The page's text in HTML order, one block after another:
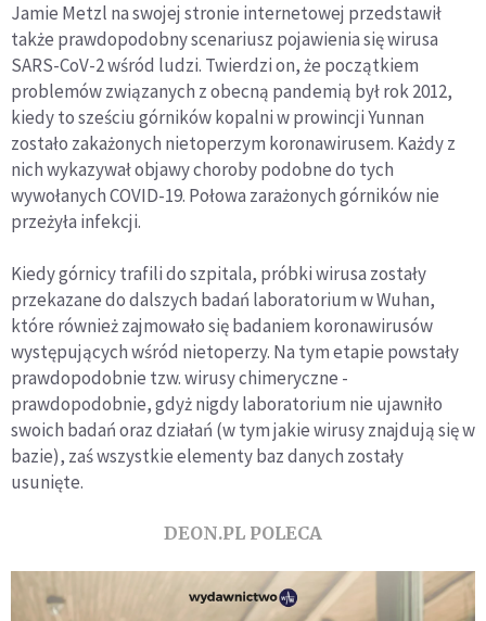
Jamie Metzl na swojej stronie internetowej przedstawił
także prawdopodobny scenariusz pojawienia się wirusa
SARS-CoV-2 wśród ludzi. Twierdzi on, że początkiem
problemów związanych z obecną pandemią był rok 2012,
kiedy to sześciu górników kopalni w prowincji Yunnan
zostało zakażonych nietoperzym koronawirusem. Każdy z
nich wykazywał objawy choroby podobne do tych
wywołanych COVID-19. Połowa zarażonych górników nie
przeżyła infekcji.
Kiedy górnicy trafili do szpitala, próbki wirusa zostały
przekazane do dalszych badań laboratorium w Wuhan,
które również zajmowało się badaniem koronawirusów
występujących wśród nietoperzy. Na tym etapie powstały
prawdopodobnie tzw. wirusy chimeryczne -
prawdopodobnie, gdyż nigdy laboratorium nie ujawniło
swoich badań oraz działań (w tym jakie wirusy znajdują się w
bazie), zaś wszystkie elementy baz danych zostały
usunięte.
DEON.PL POLECA